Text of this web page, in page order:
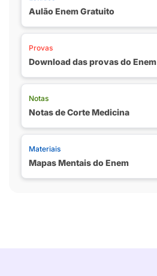
Aulão Enem Gratuito
Provas
Download das provas do Enem
Notas
Notas de Corte Medicina
Materiais
Mapas Mentais do Enem